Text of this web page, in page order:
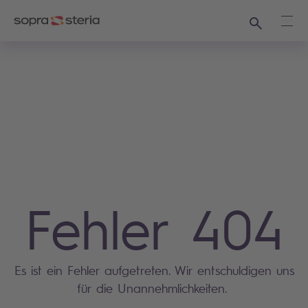
Suchen
Fehler 404
Es ist ein Fehler aufgetreten. Wir entschuldigen uns
für die Unannehmlichkeiten.